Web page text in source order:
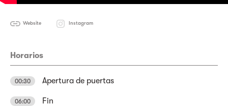
Website Instagram
Horarios
00:30 Apertura de puertas
06:00 Fin